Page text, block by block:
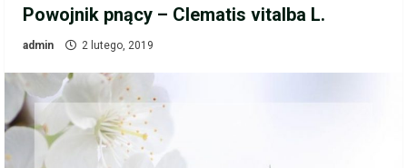
Powojnik pnący – Clematis vitalba L.
admin 2 lutego, 2019